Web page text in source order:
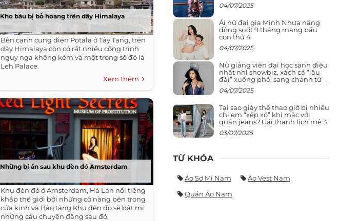
Kho báu bị bỏ hoang trên dãy Himalaya
Bên cạnh cung điện Potala ở Tây Tạng, trên
dãy Himalaya còn có rất nhiều công trình
nguy nga không kém và một trong số đó là
Leh Palace.
Xem thêm
Những bí ẩn sau khu đèn đỏ Amsterdam
Khu đèn đỏ ở Amsterdam, Hà Lan nổi tiếng
khắp thế giới bởi những cô nàng bên trong
cửa kính và Bảo tàng Khu đèn đỏ sẽ bật mí
những câu chuyện đằng sau đó.
04/07/2025
Ái nữ đại gia Minh Nhựa năng
động suốt 9 tháng mang bầu
con thứ 4
04/07/2025
Nữ giảng viên đại học sành điệu
nhất nhì showbiz, xách cả “lâu
đài” xuống phố, sang chảnh từ
giảng đường ra phố khó ai đọ lại
04/07/2025
Tại sao giày thể thao giờ bị nhiều
chị em “xếp xó” khi mặc với
quần jeans? Gái thanh lịch mê 3
kiểu này hơn hẳn
03/07/2025
TỪ KHÓA
Áo Sơ Mi Nam
Áo Vest Nam
Quần Áo Nam